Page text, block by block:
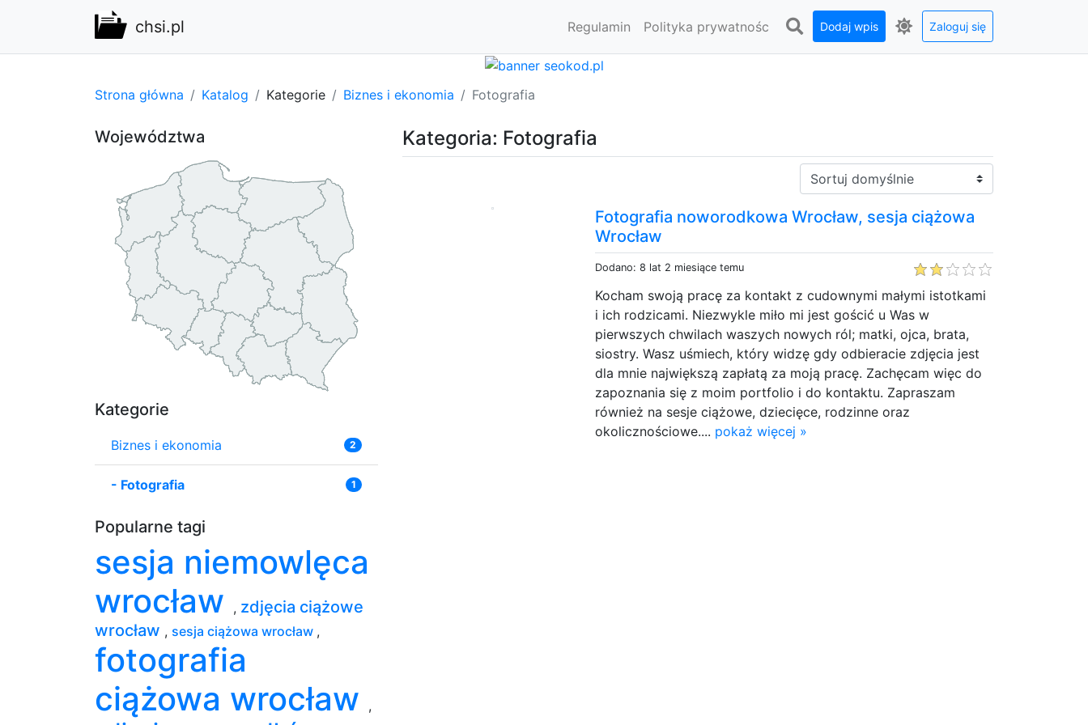
chsi.pl Regulamin Polityka prywatnośc Dodaj wpis Zaloguj się
Strona główna Katalog Kategorie Biznes i ekonomia Fotografia
Kategoria: Fotografia
Sortuj:
Fotografia noworodkowa Wrocław, sesja ciążowa
Wrocław
Dodano: 8 lat 2 miesiące temu
Kocham swoją pracę za kontakt z cudownymi małymi istotkami
i ich rodzicami. Niezwykle miło mi jest gościć u Was w
pierwszych chwilach waszych nowych ról; matki, ojca, brata,
siostry. Wasz uśmiech, który widzę gdy odbieracie zdjęcia jest
dla mnie największą zapłatą za moją pracę. Zachęcam więc do
zapoznania się z moim portfolio i do kontaktu. Zapraszam
również na sesje ciążowe, dziecięce, rodzinne oraz
okolicznościowe.... pokaż więcej »
Województwa
Kategorie
Biznes i ekonomia 2
- Fotografia 1
Popularne tagi
sesja niemowlęca
wrocław
, zdjęcia ciążowe
wrocław , sesja ciążowa wrocław ,
fotografia
ciążowa wrocław
,